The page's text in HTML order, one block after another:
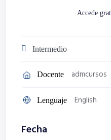
Fecha: Miércoles 17 de
Hora: 18.00 hs.
Accede
Intermedio
Docente admcursos
Lenguaje English
Fecha